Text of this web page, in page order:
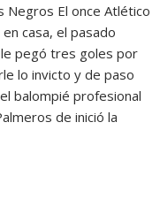
Negros El once Atlético
casa, el pasado
pegó tres goles por
lo invicto y de paso
balompié profesional
de inició la